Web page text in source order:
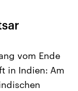
vom Ende
in Indien: Am